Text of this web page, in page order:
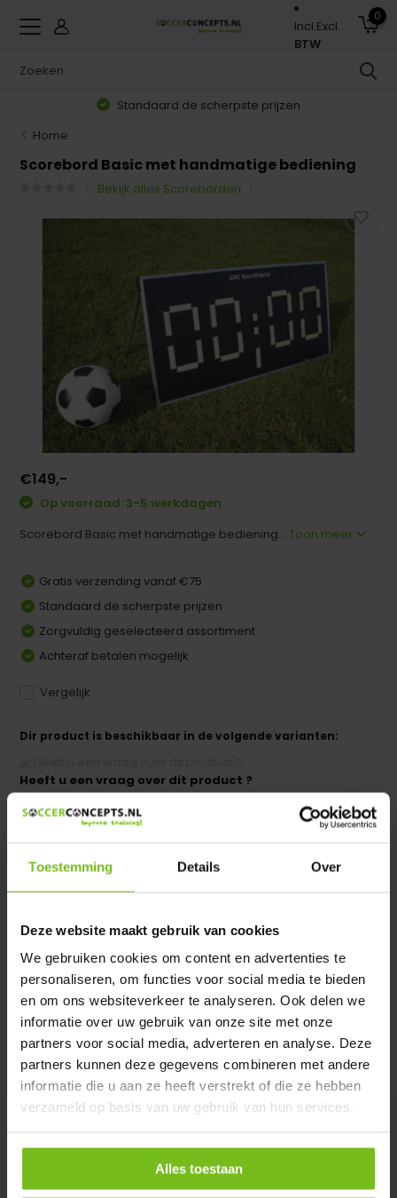
Toestemming Details Over
Deze website maakt gebruik van cookies
We gebruiken cookies om content en advertenties te
personaliseren, om functies voor social media te bieden
en om ons websiteverkeer te analyseren. Ook delen we
informatie over uw gebruik van onze site met onze
partners voor social media, adverteren en analyse. Deze
partners kunnen deze gegevens combineren met andere
informatie die u aan ze heeft verstrekt of die ze hebben
verzameld op basis van uw gebruik van hun services.
Alles toestaan
Incl.Excl.
BTW
0
Standaard de scherpste prijzen
Home
Scorebord Basic met handmatige bediening
Bekijk alles Scoreborden
€149,-
Op voorraad: 3-5 werkdagen
Scorebord Basic met handmatige bediening...Toon meer
Gratis verzending vanaf €75
Standaard de scherpste prijzen
Zorgvuldig geselecteerd assortiment
Achteraf betalen mogelijk
Vergelijk
Dir product is beschikbaar in de volgende varianten:
Heeft u een vraag over dit product ?
We helpen u graag met meer informatie
Productomschrijving
Specificaties
Reviews
Delen